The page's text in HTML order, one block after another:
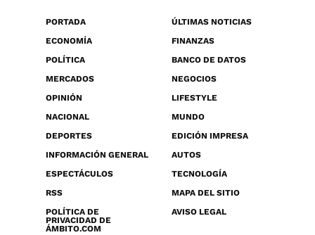
PORTADA
ÚLTIMAS NOTICIAS
ECONOMÍA
FINANZAS
POLÍTICA
BANCO DE DATOS
MERCADOS
NEGOCIOS
OPINIÓN
LIFESTYLE
NACIONAL
MUNDO
DEPORTES
EDICIÓN IMPRESA
INFORMACIÓN GENERAL
AUTOS
ESPECTÁCULOS
TECNOLOGÍA
RSS
MAPA DEL SITIO
POLÍTICA DE
PRIVACIDAD DE
ÁMBITO.COM
AVISO LEGAL